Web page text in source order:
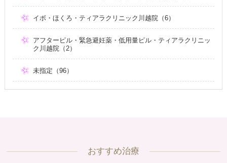
イボ・ほくろ・ティアラクリニック川越院（6）
アフターピル・緊急避妊薬・低用量ピル・ティアラクリニッ
ク川越院（2）
未指定（96）
おすすめ治療